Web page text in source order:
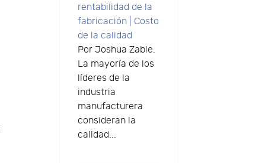
rentabilidad de la
fabricación | Costo
de la calidad
Por Joshua Zable.
La mayoría de los
líderes de la
industria
manufacturera
consideran la
calidad...